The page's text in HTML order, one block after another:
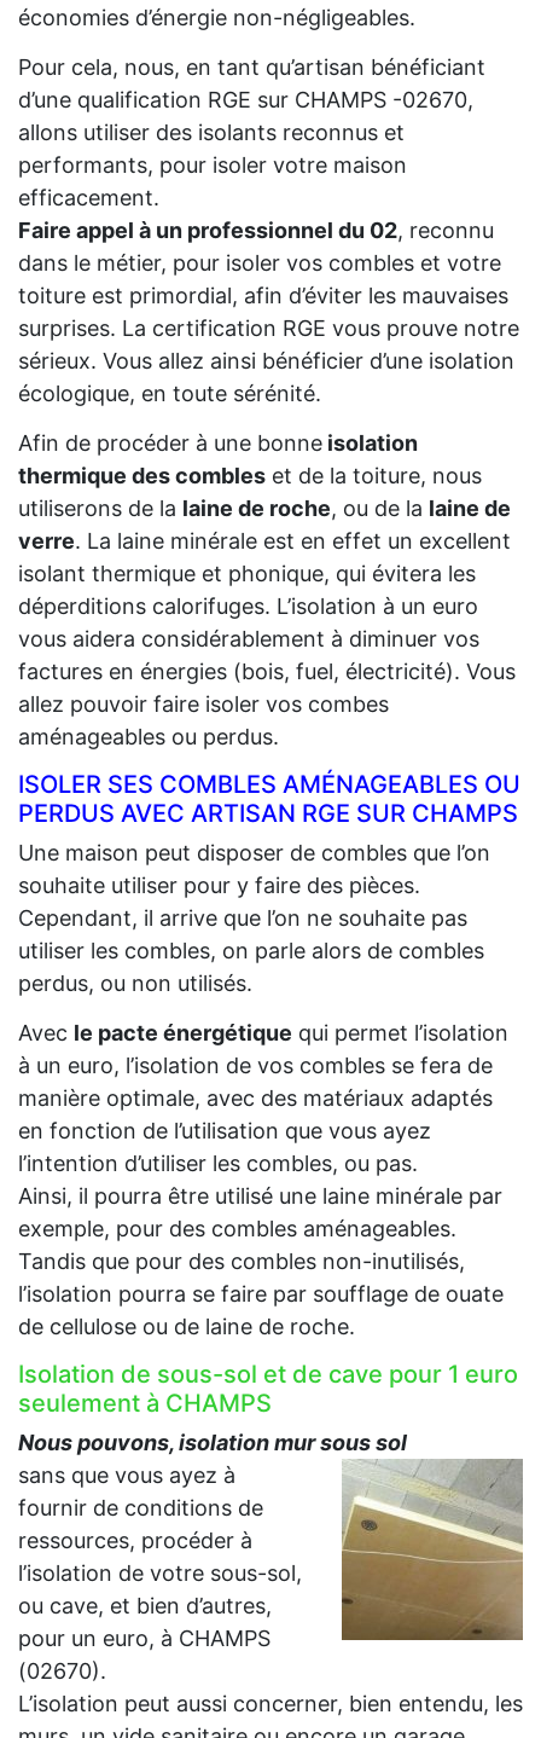
économies d’énergie non-négligeables.
Pour cela, nous, en tant qu’artisan bénéficiant
d’une qualification RGE sur CHAMPS -02670,
allons utiliser des isolants reconnus et
performants, pour isoler votre maison
efficacement.
Faire appel à un professionnel du 02, reconnu
dans le métier, pour isoler vos combles et votre
toiture est primordial, afin d’éviter les mauvaises
surprises. La certification RGE vous prouve notre
sérieux. Vous allez ainsi bénéficier d’une isolation
écologique, en toute sérénité.
Afin de procéder à une bonne isolation
thermique des combles et de la toiture, nous
utiliserons de la laine de roche, ou de la laine de
verre. La laine minérale est en effet un excellent
isolant thermique et phonique, qui évitera les
déperditions calorifuges. L’isolation à un euro
vous aidera considérablement à diminuer vos
factures en énergies (bois, fuel, électricité). Vous
allez pouvoir faire isoler vos combes
aménageables ou perdus.
ISOLER SES COMBLES AMÉNAGEABLES OU
PERDUS AVEC ARTISAN RGE SUR CHAMPS
Une maison peut disposer de combles que l’on
souhaite utiliser pour y faire des pièces.
Cependant, il arrive que l’on ne souhaite pas
utiliser les combles, on parle alors de combles
perdus, ou non utilisés.
Avec le pacte énergétique qui permet l’isolation
à un euro, l’isolation de vos combles se fera de
manière optimale, avec des matériaux adaptés
en fonction de l’utilisation que vous ayez
l’intention d’utiliser les combles, ou pas.
Ainsi, il pourra être utilisé une laine minérale par
exemple, pour des combles aménageables.
Tandis que pour des combles non-inutilisés,
l’isolation pourra se faire par soufflage de ouate
de cellulose ou de laine de roche.
Isolation de sous-sol et de cave pour 1 euro
seulement à CHAMPS
Nous pouvons, isolation mur sous sol
sans que vous ayez à
fournir de conditions de
ressources, procéder à
l’isolation de votre sous-sol,
ou cave, et bien d’autres,
pour un euro, à CHAMPS
(02670).
L’isolation peut aussi concerner, bien entendu, les